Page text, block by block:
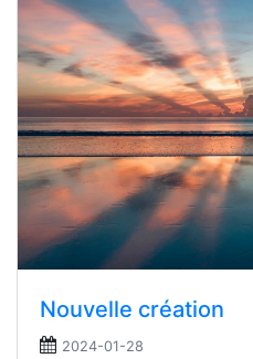
Nouvelle création
2024-01-28